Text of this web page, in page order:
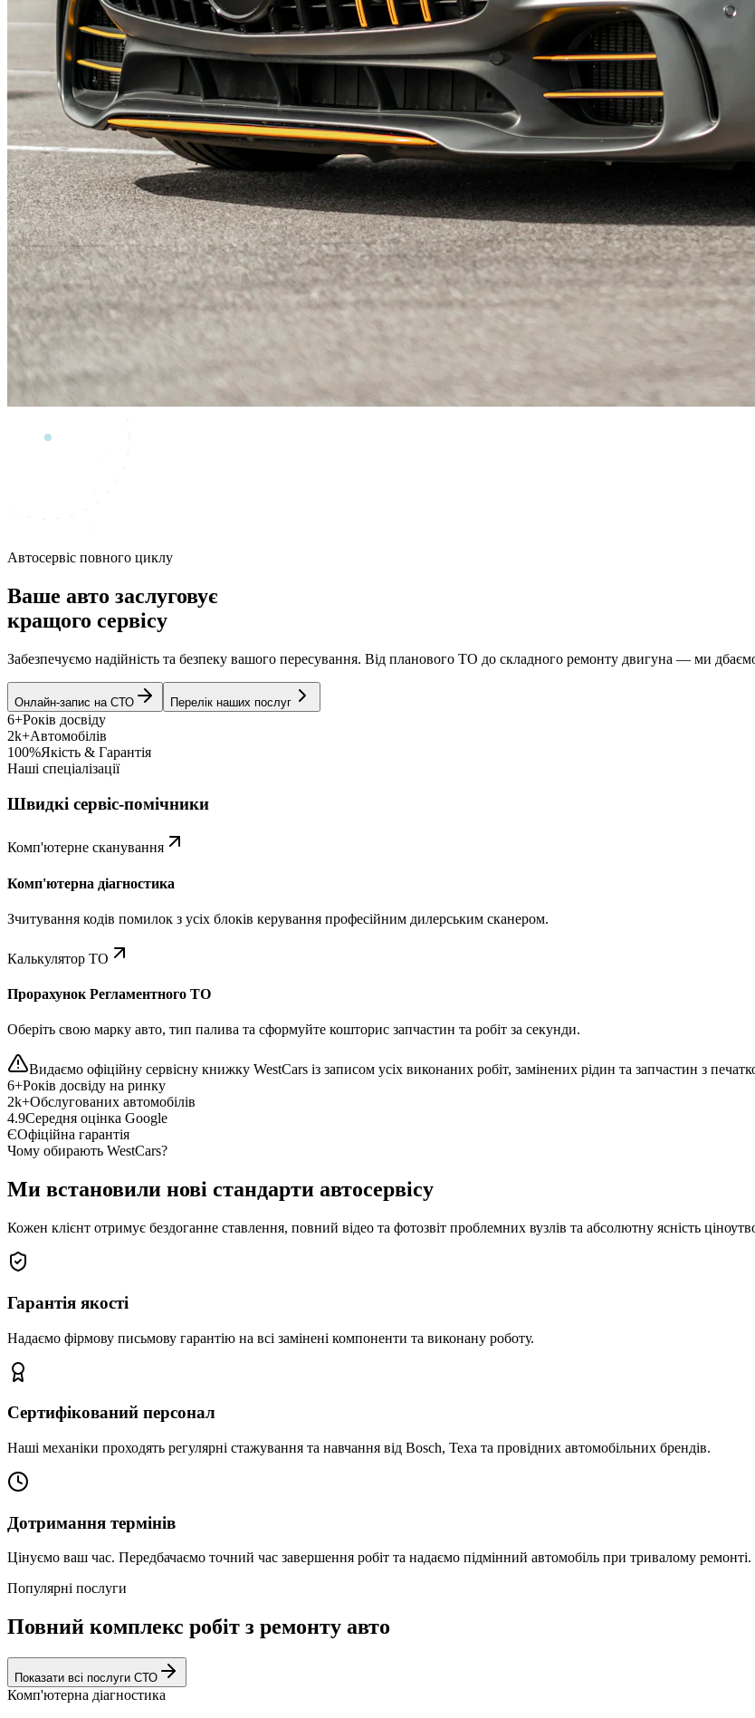
Автосервіс повного циклу
Ваше авто заслуговує
кращого сервісу
Забезпечуємо надійність та безпеку вашого пересування. Від планового ТО до складного ремонту двигуна — ми
Онлайн-запис на СТО Перелік наших послуг
6+Років досвіду
2k+Автомобілів
100%Якість & Гарантія
Наші спеціалізації
Швидкі сервіс-помічники
Комп'ютерне сканування
Комп'ютерна діагностика
Зчитування кодів помилок з усіх блоків керування професійним дилерським сканером.
Калькулятор ТО
Прорахунок Регламентного ТО
Оберіть свою марку авто, тип палива та сформуйте кошторис запчастин та робіт за секунди.
Видаємо офіційну сервісну книжку WestCars із записом усіх виконаних робіт, замінених рідин та запчастин з
6+Років досвіду на ринку
2k+Обслугованих автомобілів
4.9Середня оцінка Google
ЄОфіційна гарантія
Чому обирають WestCars?
Ми встановили нові стандарти автосервісу
Кожен клієнт отримує бездоганне ставлення, повний відео та фотозвіт проблемних вузлів та абсолютну ясність
Гарантія якості
Надаємо фірмову письмову гарантію на всі замінені компоненти та виконану роботу.
Сертифікований персонал
Наші механіки проходять регулярні стажування та навчання від Bosch, Texa та провідних автомобільних брендів.
Дотримання термінів
Цінуємо ваш час. Передбачаємо точний час завершення робіт та надаємо підмінний автомобіль при тривалому ремонті.
Популярні послуги
Повний комплекс робіт з ремонту авто
Показати всі послуги СТО
Комп'ютерна діагностика